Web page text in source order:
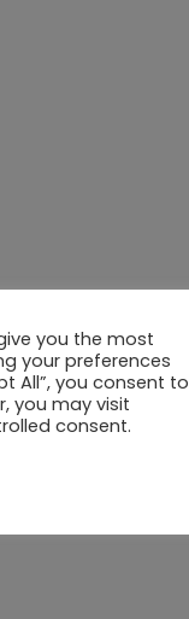
you the most
your preferences
All”, you consent to
you may visit
consent.